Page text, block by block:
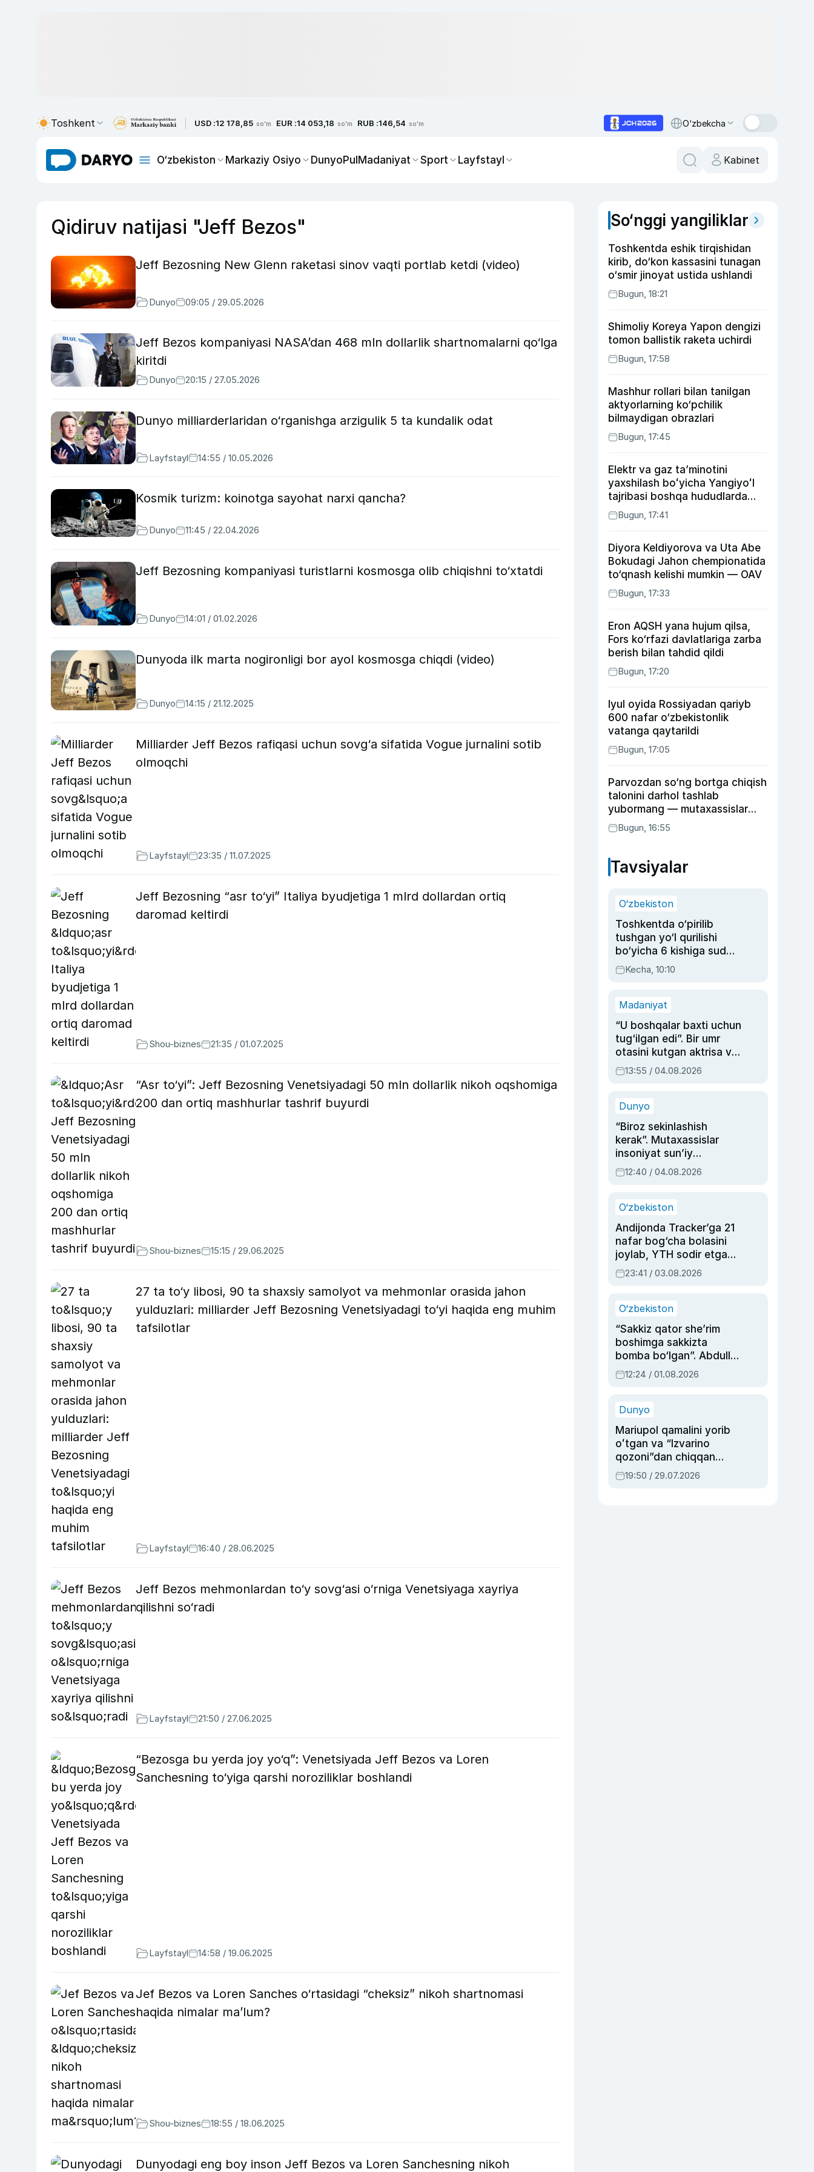
Toshkent USD :12 178,85 so'm EUR :14 053,18 so'm RUB :146,54 so'm O‘zbekcha
O‘zbekiston Markaziy Osiyo DunyoPulMadaniyat Sport Layfstayl Kabinet
Qidiruv natijasi "Jeff Bezos"
Jeff Bezosning New Glenn raketasi sinov vaqti portlab ketdi (video)
Dunyo 09:05 / 29.05.2026
Jeff Bezos kompaniyasi NASA’dan 468 mln dollarlik shartnomalarni qo‘lga
kiritdi
Dunyo 20:15 / 27.05.2026
Dunyo milliarderlaridan o‘rganishga arzigulik 5 ta kundalik odat
Layfstayl 14:55 / 10.05.2026
Kosmik turizm: koinotga sayohat narxi qancha?
Dunyo 11:45 / 22.04.2026
Jeff Bezosning kompaniyasi turistlarni kosmosga olib chiqishni to‘xtatdi
Dunyo 14:01 / 01.02.2026
Dunyoda ilk marta nogironligi bor ayol kosmosga chiqdi (video)
Dunyo 14:15 / 21.12.2025
Milliarder Jeff Bezos rafiqasi uchun sovg‘a sifatida Vogue jurnalini sotib
olmoqchi
Layfstayl 23:35 / 11.07.2025
Jeff Bezosning “asr to‘yi” Italiya byudjetiga 1 mlrd dollardan ortiq
daromad keltirdi
Shou-biznes 21:35 / 01.07.2025
“Asr to‘yi”: Jeff Bezosning Venetsiyadagi 50 mln dollarlik nikoh oqshomiga
200 dan ortiq mashhurlar tashrif buyurdi
Shou-biznes 15:15 / 29.06.2025
27 ta to‘y libosi, 90 ta shaxsiy samolyot va mehmonlar orasida jahon
yulduzlari: milliarder Jeff Bezosning Venetsiyadagi to‘yi haqida eng muhim
tafsilotlar
Layfstayl 16:40 / 28.06.2025
Jeff Bezos mehmonlardan to‘y sovg‘asi o‘rniga Venetsiyaga xayriya
qilishni so‘radi
Layfstayl 21:50 / 27.06.2025
“Bezosga bu yerda joy yo‘q”: Venetsiyada Jeff Bezos va Loren
Sanchesning to‘yiga qarshi noroziliklar boshlandi
Layfstayl 14:58 / 19.06.2025
Jef Bezos va Loren Sanches o‘rtasidagi “cheksiz” nikoh shartnomasi
haqida nimalar ma’lum?
Shou-biznes 18:55 / 18.06.2025
Dunyodagi eng boy inson Jeff Bezos va Loren Sanchesning nikoh
So‘nggi yangiliklar
Toshkentda eshik tirqishidan
kirib, do‘kon kassasini tunagan
o‘smir jinoyat ustida ushlandi
Bugun, 18:21
Shimoliy Koreya Yapon dengizi
tomon ballistik raketa uchirdi
Bugun, 17:58
Mashhur rollari bilan tanilgan
aktyorlarning ko‘pchilik
bilmaydigan obrazlari
Bugun, 17:45
Elektr va gaz taʼminotini
yaxshilash boʻyicha Yangiyoʻl
tajribasi boshqa hududlarda
ham joriy etiladi
Bugun, 17:41
Diyora Keldiyorova va Uta Abe
Bokudagi Jahon chempionatida
to‘qnash kelishi mumkin — OAV
Bugun, 17:33
Eron AQSH yana hujum qilsa,
Fors ko‘rfazi davlatlariga zarba
berish bilan tahdid qildi
Bugun, 17:20
Iyul oyida Rossiyadan qariyb
600 nafar o‘zbekistonlik
vatanga qaytarildi
Bugun, 17:05
Parvozdan so‘ng bortga chiqish
talonini darhol tashlab
yubormang — mutaxassislar
buning sababini tushuntirdi
Bugun, 16:55
Tavsiyalar
O‘zbekiston
Toshkentda o‘pirilib
tushgan yo‘l qurilishi
bo‘yicha 6 kishiga sud
hukmi o‘qildi
Kecha, 10:10
Madaniyat
“U boshqalar baxti uchun
tug‘ilgan edi”. Bir umr
otasini kutgan aktrisa va
dublyaj ustasi Rimma
Ahmedovaning
13:55 / 04.08.2026
Dunyo
“Biroz sekinlashish
kerak”. Mutaxassislar
insoniyat sun’iy
intellektni boshqara
olmay qolishidan xavotir
12:40 / 04.08.2026
O‘zbekiston
Andijonda Tracker’ga 21
nafar bog‘cha bolasini
joylab, YTH sodir etgan
ayolga sud hukmi o‘qildi
23:41 / 03.08.2026
O‘zbekiston
“Sakkiz qator she’rim
boshimga sakkizta
bomba bo‘lgan”. Abdulla
Oripovni siyosiy
ayblovlardan asrab
12:24 / 01.08.2026
Dunyo
Mariupol qamalini yorib
oʻtgan va “Izvarino
qozoni”dan chiqqan
qahramon — Ukraina
armiyasi bosh
19:50 / 29.07.2026